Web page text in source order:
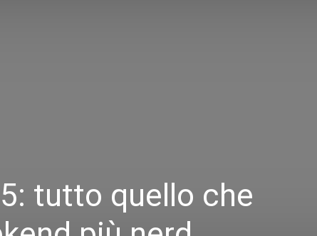
tutto quello che